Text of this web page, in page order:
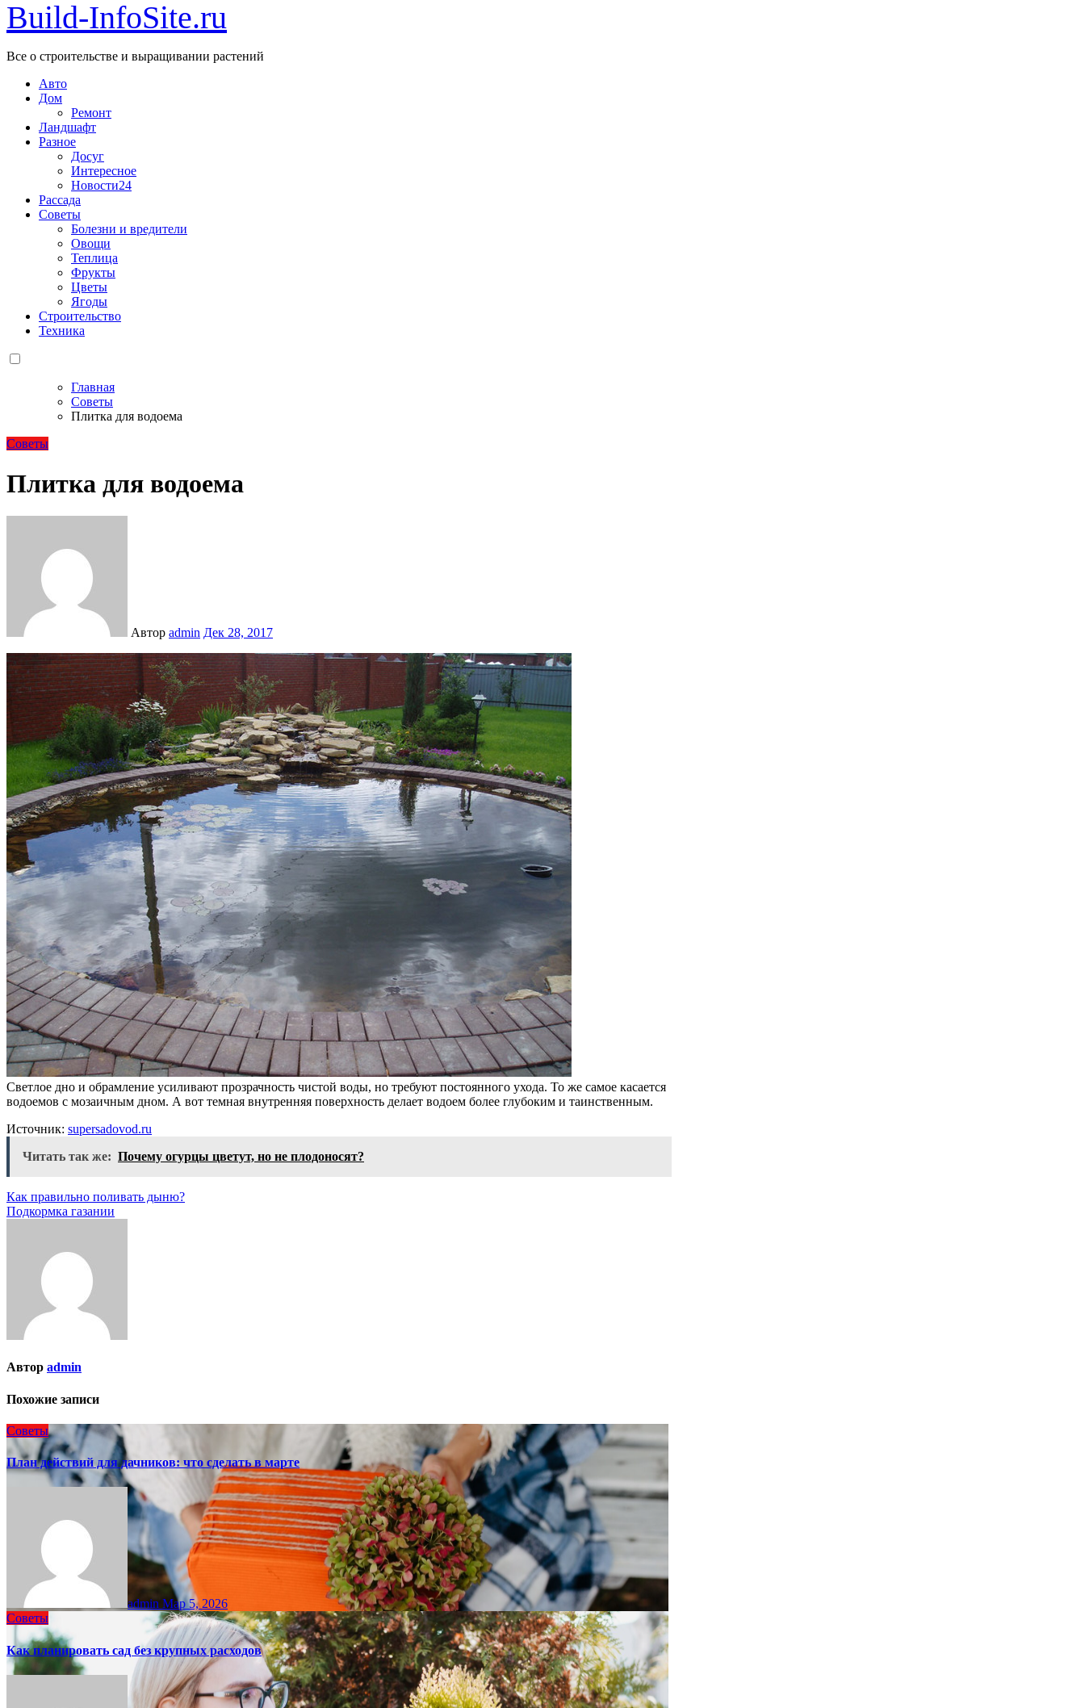
Build-InfoSite.ru
Все о строительстве и выращивании растений
Авто
Дом
Ремонт
Ландшафт
Разное
Досуг
Интересное
Новости24
Рассада
Советы
Болезни и вредители
Овощи
Теплица
Фрукты
Цветы
Ягоды
Строительство
Техника
Главная
Советы
Плитка для водоема
Советы
Плитка для водоема
Автор admin Дек 28, 2017
Светлое дно и обрамление усиливают прозрачность чистой воды, но требуют постоянного ухода. То же самое касается
водоемов с мозаичным дном. А вот темная внутренняя поверхность делает водоем более глубоким и таинственным.
Источник: supersadovod.ru
Читать так же: Почему огурцы цветут, но не плодоносят?
Навигация
по
Как правильно поливать дыню?
Подкормка газании
Автор admin
Похожие записи
Советы
План действий для дачников: что сделать в марте
admin Мар 5, 2026
Советы
Как планировать сад без крупных расходов